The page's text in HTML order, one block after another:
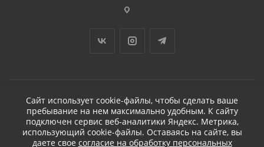
2026 © ДЕТЕЙЛИНГ-МАРКЕТ АВТОНОВЬЕ
Сайт использует cookie-файлы, чтобы сделать ваше
пребывание на нем максимально удобным. К cайту
подключен сервис веб-аналитики Яндекс. Метрика,
использующий cookie-файлы. Оставаясь на сайте, вы
даете свое согласие на обработку персональных